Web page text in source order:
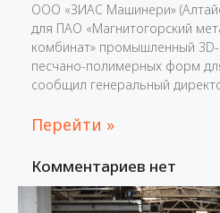
ООО «ЗИАС Машинери»
для ПАО «Магнитогорский
комбинат» промышленный
песчано-полимерных форм
сообщил генеральный
Перейти »
Комментариев нет